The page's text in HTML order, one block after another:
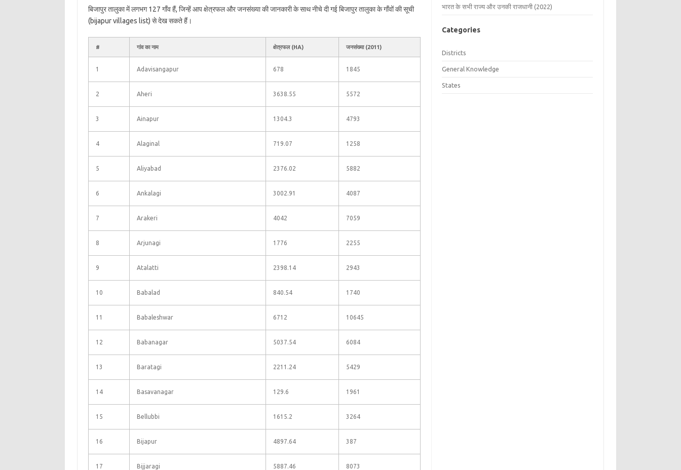
बिजापुर तालुका में लगभग 127 गाँव हैं, जिन्हें आप क्षेत्रफल और जनसंख्या की जानकारी के साथ नीचे दी गई बिजापुर तालुका के गाँवों की सूची
(bijapur villages list) से देख सकते हैं।
# गांव का नाम क्षेत्रफल (HA) जनसंख्या (2011)
1 Adavisangapur 678 1845
2 Aheri 3638.55 5572
3 Ainapur 1304.3 4793
4 Alaginal 719.07 1258
5 Aliyabad 2376.02 5882
6 Ankalagi 3002.91 4087
7 Arakeri 4042 7059
8 Arjunagi 1776 2255
9 Atalatti 2398.14 2943
10 Babalad 840.54 1740
11 Babaleshwar 6712 10645
12 Babanagar 5037.54 6084
13 Baratagi 2211.24 5429
14 Basavanagar 129.6 1961
15 Bellubbi 1615.2 3264
16 Bijapur 4897.64 387
17 Bijjaragi 5887.46 8073
भारत के सभी राज्य और उनकी राजधानी (2022)
Categories
Districts
General Knowledge
States